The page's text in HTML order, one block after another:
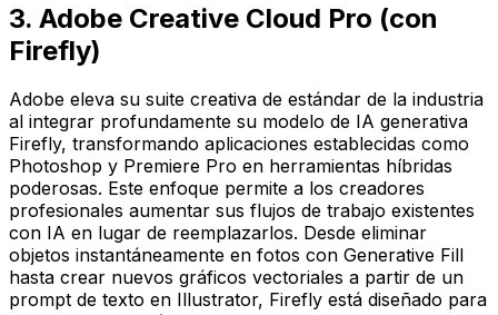
3. Adobe Creative Cloud Pro (con
Firefly)
Adobe eleva su suite creativa de estándar de la industria
al integrar profundamente su modelo de IA generativa
Firefly, transformando aplicaciones establecidas como
Photoshop y Premiere Pro en herramientas híbridas
poderosas. Este enfoque permite a los creadores
profesionales aumentar sus flujos de trabajo existentes
con IA en lugar de reemplazarlos. Desde eliminar
objetos instantáneamente en fotos con Generative Fill
hasta crear nuevos gráficos vectoriales a partir de un
prompt de texto en Illustrator, Firefly está diseñado para